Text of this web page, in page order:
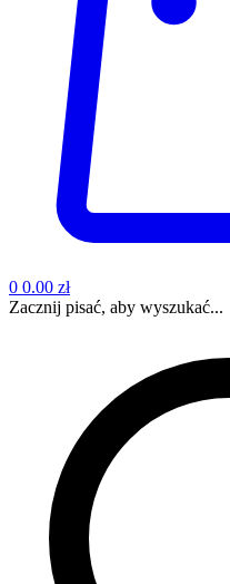
0 0.00 zł
Zacznij pisać, aby wyszukać...